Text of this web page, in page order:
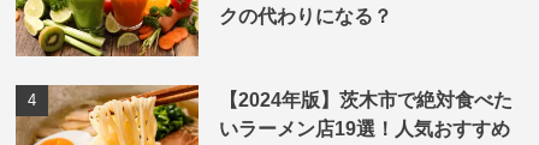
クの代わりになる？
【2024年版】茨木市で絶対食べた
いラーメン店19選！人気おすすめ